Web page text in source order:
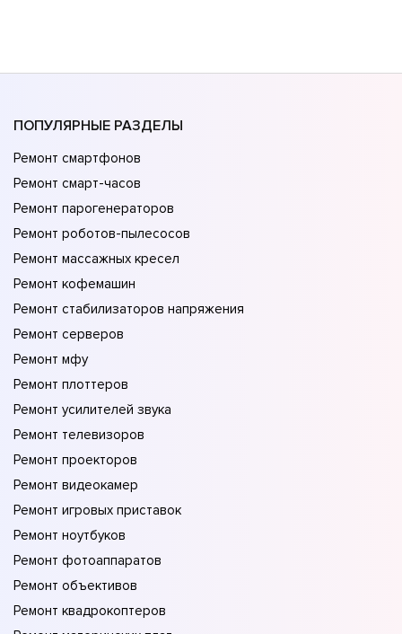
ПОПУЛЯРНЫЕ РАЗДЕЛЫ
Ремонт смартфонов
Ремонт смарт-часов
Ремонт парогенераторов
Ремонт роботов-пылесосов
Ремонт массажных кресел
Ремонт кофемашин
Ремонт стабилизаторов напряжения
Ремонт серверов
Ремонт мфу
Ремонт плоттеров
Ремонт усилителей звука
Ремонт телевизоров
Ремонт проекторов
Ремонт видеокамер
Ремонт игровых приставок
Ремонт ноутбуков
Ремонт фотоаппаратов
Ремонт объективов
Ремонт квадрокоптеров